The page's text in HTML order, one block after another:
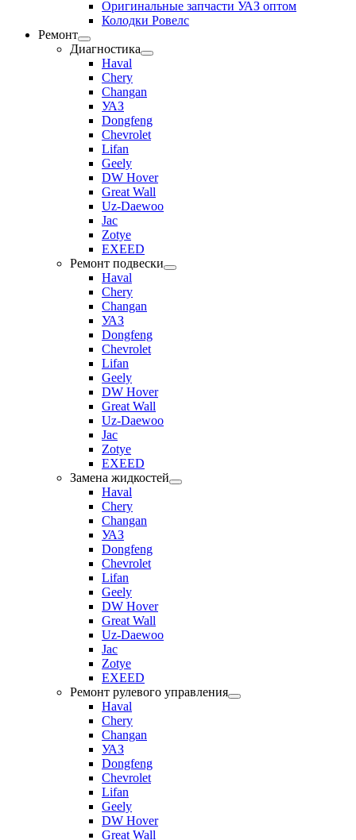
Оригинальные запчасти УАЗ оптом
Колодки Ровелс
Ремонт
Диагностика
Haval
Chery
Changan
УАЗ
Dongfeng
Chevrolet
Lifan
Geely
DW Hover
Great Wall
Uz-Daewoo
Jac
Zotye
EXEED
Ремонт подвески
Haval
Chery
Changan
УАЗ
Dongfeng
Chevrolet
Lifan
Geely
DW Hover
Great Wall
Uz-Daewoo
Jac
Zotye
EXEED
Замена жидкостей
Haval
Chery
Changan
УАЗ
Dongfeng
Chevrolet
Lifan
Geely
DW Hover
Great Wall
Uz-Daewoo
Jac
Zotye
EXEED
Ремонт рулевого управления
Haval
Chery
Changan
УАЗ
Dongfeng
Chevrolet
Lifan
Geely
DW Hover
Great Wall